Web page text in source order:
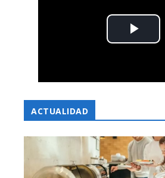
ACTUALIDAD